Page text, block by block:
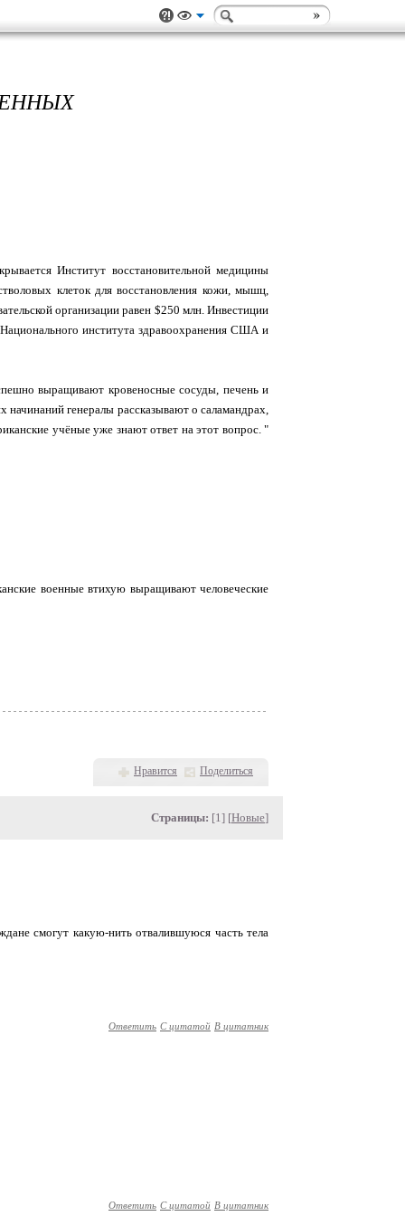
Институт восстановительной медицины
клеток для восстановления кожи, мышц,
организации равен $250 млн. Инвестиции
института здравоохранения США и
выращивают кровеносные сосуды, печень и
начинаний генералы рассказывают о саламандрах,
учёные уже знают ответ на этот вопрос. "
военные втихую выращивают человеческие
Нравится Поделиться
Страницы: [1] [Новые]
смогут какую-нить отвалившуюся часть тела
Ответить С цитатой В цитатник
Ответить С цитатой В цитатник